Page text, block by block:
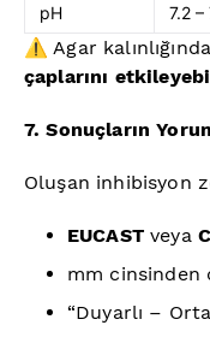
pH
7.2 –
⚠️ Agar
çaplarını
7. Sonuçların
Oluşan inhibisyon
EUCASTveya
mm cinsinden
“Duyarlı –